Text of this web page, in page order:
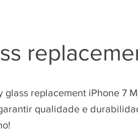
glass replacement iPhone 7
qualidade e